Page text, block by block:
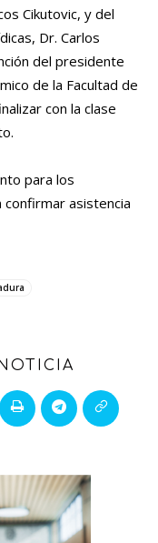
Cikutovic, y del
Dr. Carlos
del presidente
de la Facultad de
con la clase
para los
asistencia